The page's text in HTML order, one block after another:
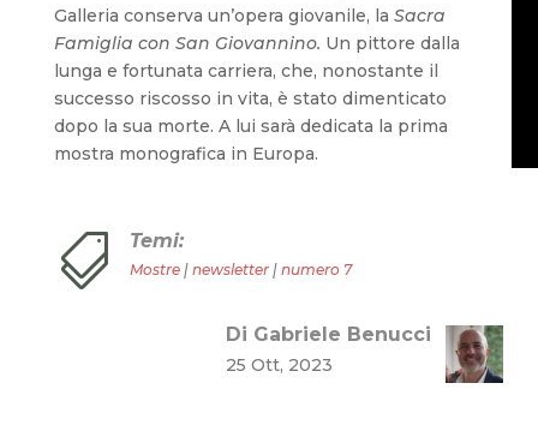
Galleria conserva un’opera giovanile, la Sacra
Famiglia con San Giovannino. Un pittore dalla
lunga e fortunata carriera, che, nonostante il
successo riscosso in vita, è stato dimenticato
dopo la sua morte. A lui sarà dedicata la prima
mostra monografica in Europa.
 Temi:
Mostre| newsletter| numero 7
Di Gabriele Benucci
25 Ott, 2023